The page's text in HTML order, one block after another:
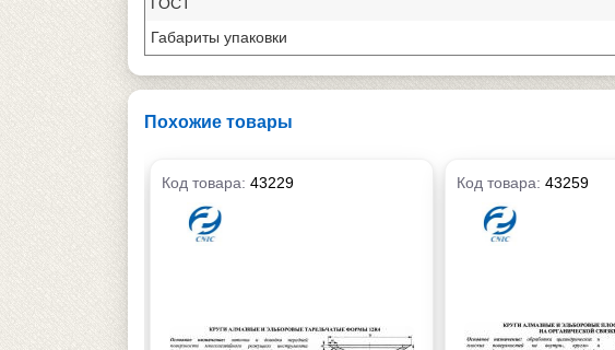
Габариты упаковки
Похожие товары
Код товара: 43229 Код товара: 43259